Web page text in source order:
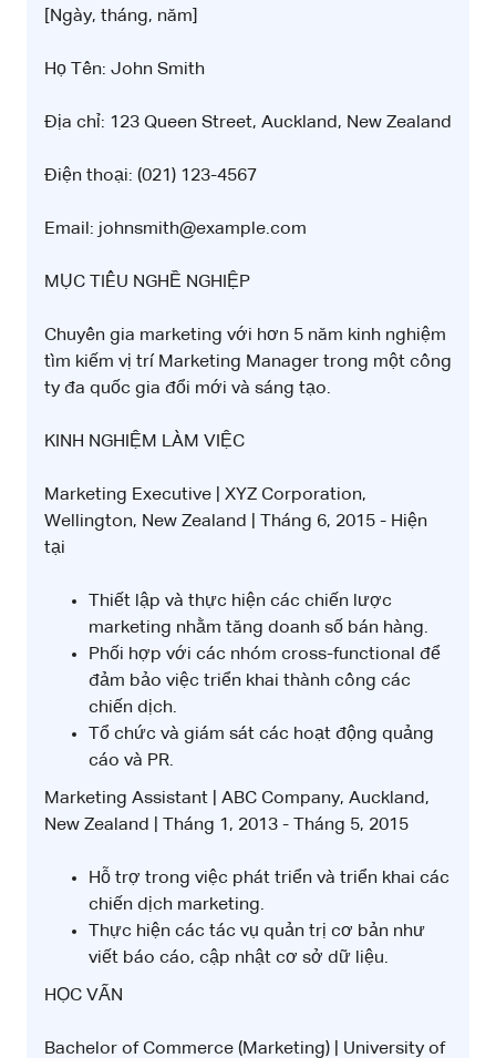
[Ngày, tháng, năm]
Họ Tên: John Smith
Địa chỉ: 123 Queen Street, Auckland, New Zealand
Điện thoại: (021) 123-4567
Email: johnsmith@example.com
MỤC TIÊU NGHỀ NGHIỆP
Chuyên gia marketing với hơn 5 năm kinh nghiệm
tìm kiếm vị trí Marketing Manager trong một công
ty đa quốc gia đổi mới và sáng tạo.
KINH NGHIỆM LÀM VIỆC
Marketing Executive | XYZ Corporation,
Wellington, New Zealand | Tháng 6, 2015 - Hiện
tại
Thiết lập và thực hiện các chiến lược
marketing nhằm tăng doanh số bán hàng.
Phối hợp với các nhóm cross-functional để
đảm bảo việc triển khai thành công các
chiến dịch.
Tổ chức và giám sát các hoạt động quảng
cáo và PR.
Marketing Assistant | ABC Company, Auckland,
New Zealand | Tháng 1, 2013 - Tháng 5, 2015
Hỗ trợ trong việc phát triển và triển khai các
chiến dịch marketing.
Thực hiện các tác vụ quản trị cơ bản như
viết báo cáo, cập nhật cơ sở dữ liệu.
HỌC VẤN
Bachelor of Commerce (Marketing) | University of